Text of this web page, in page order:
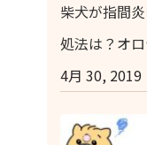
柴犬が指間
処法は？オ
4月 30, 2019